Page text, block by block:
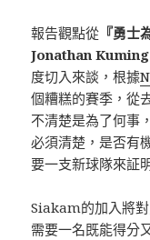
報告觀點從 『勇
Jonathan
度切入來談，根據
個糟糕的賽季，從
不清楚是為了何事
必須清楚，是否有
要一支新球隊來証
Siakam的加入將
需要一名既能得分